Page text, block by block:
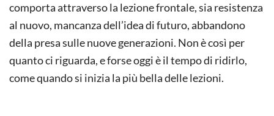
comporta attraverso la lezione frontale, sia resistenza
al nuovo, mancanza dell’idea di futuro, abbandono
della presa sulle nuove generazioni. Non è così per
quanto ci riguarda, e forse oggi è il tempo di ridirlo,
come quando si inizia la più bella delle lezioni.